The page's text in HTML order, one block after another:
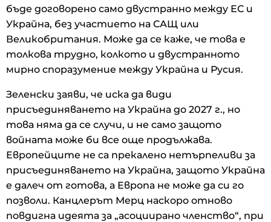
бъде договорено само двустранно между ЕС и
Украйна, без участието на САЩ или
Великобритания. Може да се каже, че това е
толкова трудно, колкото и двустранното
мирно споразумение между Украйна и Русия.
Зеленски заяви, че иска да види
присъединяването на Украйна до 2027 г., но
това няма да се случи, и не само защото
войната може би все още продължава.
Европейците не са прекалено нетърпеливи за
присъединяването на Украйна, защото Украйна
е далеч от готова, а Европа не може да си го
позволи. Канцлерът Мерц наскоро отново
повдигна идеята за „асоциирано членство“, при